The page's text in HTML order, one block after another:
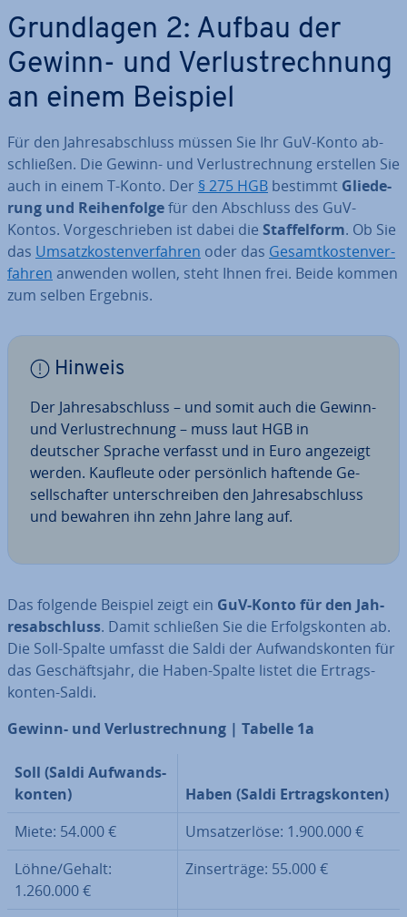
Grund­la­gen 2: Aufbau der
Gewinn- und Ver­lust­rech­nung
an einem Beispiel
Für den Jah­res­ab­schluss müssen Sie Ihr GuV-Konto ab­
schlie­ßen. Die Gewinn- und Ver­lust­rech­nung erstellen Sie
auch in einem T-Konto. Der § 275 HGB bestimmt Glie­de­
rung und Rei­hen­fol­gefür den Abschluss des GuV-
Kontos. Vor­ge­schrie­ben ist dabei die Staf­fel­form. Ob Sie
das Um­satz­kos­ten­ver­fah­ren oder das Ge­samt­kos­ten­ver­
fah­ren anwenden wollen, steht Ihnen frei. Beide kommen
zum selben Ergebnis.
Hinweis
Der Jah­res­ab­schluss – und somit auch die Gewinn-
und Ver­lust­rech­nung – muss laut HGB in
deutscher Sprache verfasst und in Euro angezeigt
werden. Kaufleute oder per­sön­lich haftende Ge­
sell­schaf­ter un­ter­schrei­ben den Jah­res­ab­schluss
und bewahren ihn zehn Jahre lang auf.
Das folgende Beispiel zeigt ein GuV-Konto für den Jah­
res­ab­schluss. Damit schließen Sie die Er­folgs­kon­ten ab.
Die Soll-Spalte umfasst die Saldi der Auf­wands­kon­ten für
das Ge­schäfts­jahr, die Haben-Spalte listet die Er­trags­
kon­ten-Saldi.
Gewinn- und Ver­lust­rech­nung | Tabelle 1a
Soll (Saldi Auf­wands­
kon­ten)
Haben (Saldi Er­trags­kon­ten)
Miete: 54.000 €
Um­satz­er­lö­se: 1.900.000 €
Löhne/Gehalt:
1.260.000 €
Zins­er­trä­ge: 55.000 €